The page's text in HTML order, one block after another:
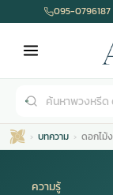
095-0796187
บทความ ดอกไม้
ความรู้